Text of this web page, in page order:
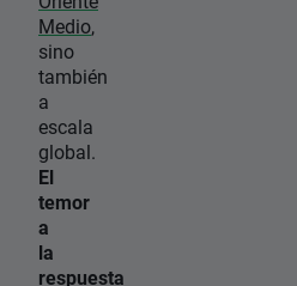
Medio,
sino
también
a
escala
global.
El
temor
a
la
respuesta